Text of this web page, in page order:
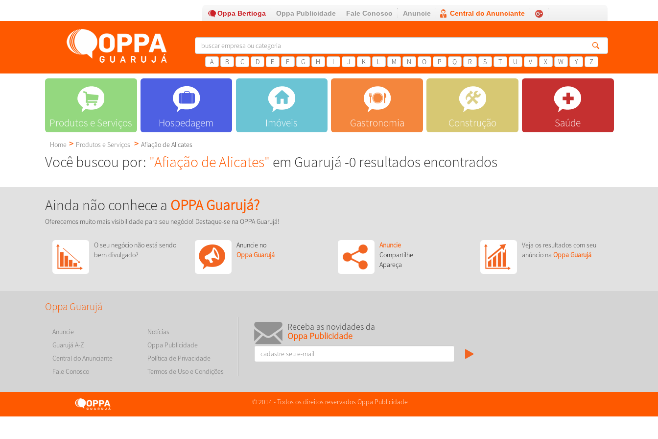
Oppa Bertioga Oppa Publicidade Fale Conosco Anuncie Central do Anunciante
A B C D E F G H I J K L M N O P Q R S T U V X W Y Z
Produtos e Serviços Hospedagem Imóveis Gastronomia Construção Saúde
Home Produtos e Serviços Afiação de Alicates
Você buscou por: "Afiação de Alicates" em Guarujá -0 resultados encontrados
Ainda não conhece a OPPA Guarujá?
Oferecemos muito mais visibilidade para seu negócio! Destaque-se na OPPA Guarujá!
O seu negócio não está sendo
bem divulgado?
Anuncie no
Oppa Guarujá
Anuncie
Compartilhe
Apareça
Veja os resultados com seu
anúncio na Oppa Guarujá
Oppa Guarujá
Anuncie
Guarujá A-Z
Central do Anunciante
Fale Conosco
Notícias
Oppa Publicidade
Política de Privacidade
Termos de Uso e Condições
Receba as novidades da
Oppa Publicidade
© 2014 - Todos os direitos reservados Oppa Publicidade